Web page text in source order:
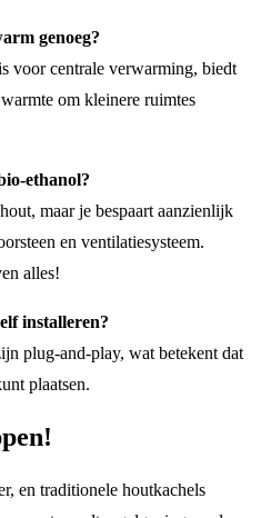
genoeg?
voor centrale verwarming, biedt
om kleinere ruimtes
ethanol?
maar je bespaart aanzienlijk
en ventilatiesysteem.
alles!
installeren?
plug-and-play, wat betekent dat
plaatsen.
en traditionele houtkachels